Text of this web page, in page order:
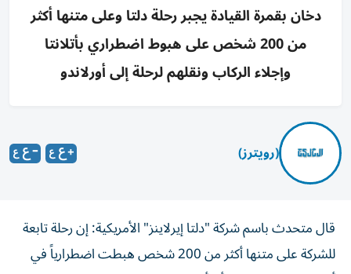
دخان بقمرة القيادة يجبر رحلة دلتا وعلى متنها أكثر
من 200 شخص على هبوط اضطراري بأتلانتا
وإجلاء الركاب ونقلهم لرحلة إلى أورلاندو
(رويترز)
قال متحدث باسم ‌شركة "دلتا إيرلاينز" الأمريكية: إن رحلة ​تابعة
⁠للشركة على متنها ‌أكثر من ‌200 شخص هبطت اضطرارياً في